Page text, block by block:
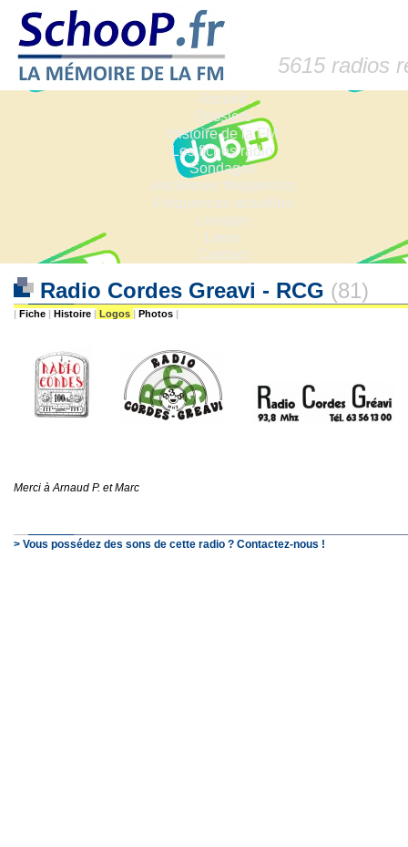
5615 radios
Accueil
Dossiers
Histoire de la FM
Les fiches radio
Sondages
Anciennes fréquences
Fréquences actuelles
Lexique
Liens
Contact
Radio Cordes Greavi - RCG (81)
| Fiche | Histoire | Logos | Photos |
Merci à Arnaud P. et Marc
> Vous possédez des sons de cette radio ? Contactez-nous !